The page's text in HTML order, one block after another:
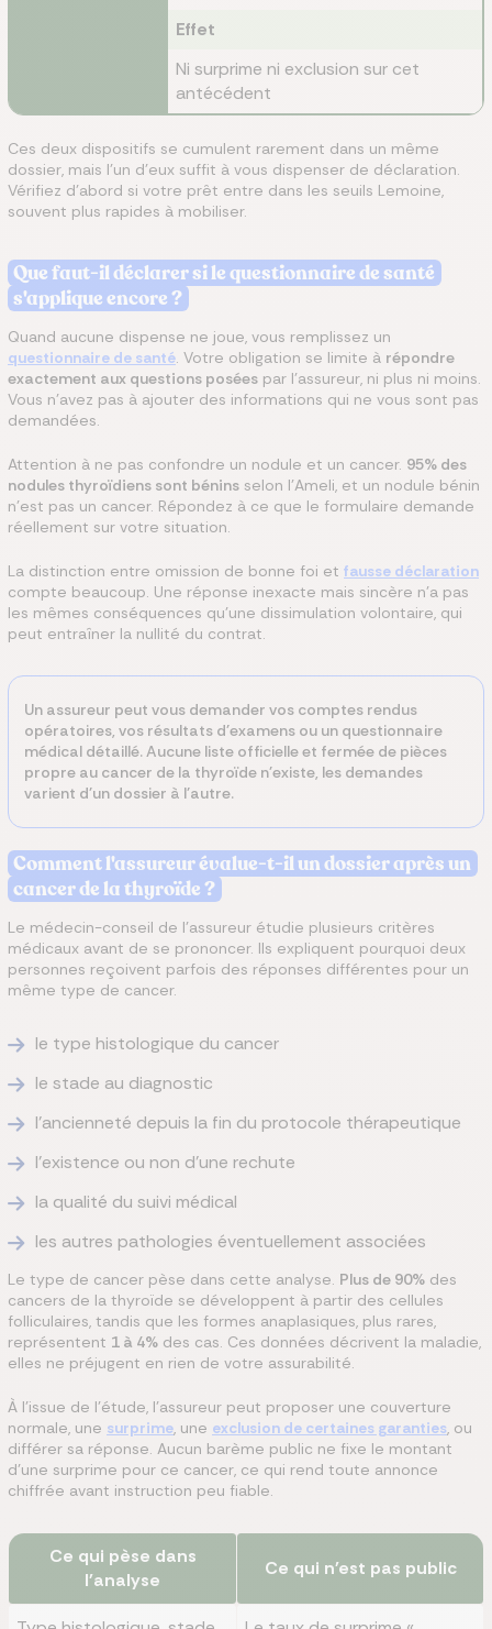
Effet
Ni surprime ni exclusion sur cet
antécédent
Ces deux dispositifs se cumulent rarement dans un même
dossier, mais l'un d'eux suffit à vous dispenser de déclaration.
Vérifiez d'abord si votre prêt entre dans les seuils Lemoine,
souvent plus rapides à mobiliser.
Que faut-il déclarer si le questionnaire de santé
s'applique encore ?
Quand aucune dispense ne joue, vous remplissez un
questionnaire de santé. Votre obligation se limite à répondre
exactement aux questions posées par l'assureur, ni plus ni moins.
Vous n'avez pas à ajouter des informations qui ne vous sont pas
demandées.
Attention à ne pas confondre un nodule et un cancer. 95% des
nodules thyroïdiens sont bénins selon l'Ameli, et un nodule bénin
n'est pas un cancer. Répondez à ce que le formulaire demande
réellement sur votre situation.
La distinction entre omission de bonne foi et fausse déclaration
compte beaucoup. Une réponse inexacte mais sincère n'a pas
les mêmes conséquences qu'une dissimulation volontaire, qui
peut entraîner la nullité du contrat.
Un assureur peut vous demander vos comptes rendus
opératoires, vos résultats d'examens ou un questionnaire
médical détaillé. Aucune liste officielle et fermée de pièces
propre au cancer de la thyroïde n'existe, les demandes
varient d'un dossier à l'autre.
Comment l'assureur évalue-t-il un dossier après un
cancer de la thyroïde ?
Le médecin-conseil de l'assureur étudie plusieurs critères
médicaux avant de se prononcer. Ils expliquent pourquoi deux
personnes reçoivent parfois des réponses différentes pour un
même type de cancer.
le type histologique du cancer
le stade au diagnostic
l'ancienneté depuis la fin du protocole thérapeutique
l'existence ou non d'une rechute
la qualité du suivi médical
les autres pathologies éventuellement associées
Le type de cancer pèse dans cette analyse. Plus de 90% des
cancers de la thyroïde se développent à partir des cellules
folliculaires, tandis que les formes anaplasiques, plus rares,
représentent 1 à 4% des cas. Ces données décrivent la maladie,
elles ne préjugent en rien de votre assurabilité.
À l'issue de l'étude, l'assureur peut proposer une couverture
normale, une surprime, une exclusion de certaines garanties, ou
différer sa réponse. Aucun barème public ne fixe le montant
d'une surprime pour ce cancer, ce qui rend toute annonce
chiffrée avant instruction peu fiable.
Ce qui pèse dans
l'analyse
Ce qui n'est pas public